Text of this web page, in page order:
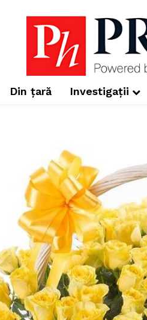
Din țară Investigații